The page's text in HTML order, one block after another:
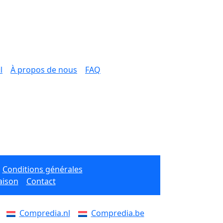
À propos de nous FAQ
Conditions générales
Contact
Compredia.nl Compredia.be